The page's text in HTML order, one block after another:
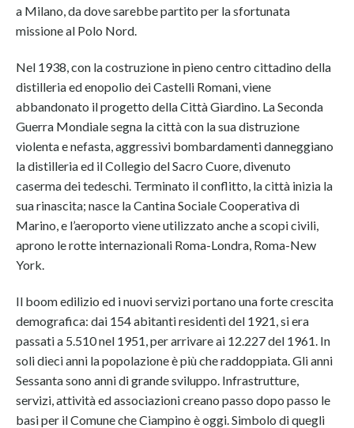
a Milano, da dove sarebbe partito per la sfortunata
missione al Polo Nord.
Nel 1938, con la costruzione in pieno centro cittadino della
distilleria ed enopolio dei Castelli Romani, viene
abbandonato il progetto della Città Giardino. La Seconda
Guerra Mondiale segna la città con la sua distruzione
violenta e nefasta, aggressivi bombardamenti danneggiano
la distilleria ed il Collegio del Sacro Cuore, divenuto
caserma dei tedeschi. Terminato il conflitto, la città inizia la
sua rinascita; nasce la Cantina Sociale Cooperativa di
Marino, e l’aeroporto viene utilizzato anche a scopi civili,
aprono le rotte internazionali Roma-Londra, Roma-New
York.
Il boom edilizio ed i nuovi servizi portano una forte crescita
demografica: dai 154 abitanti residenti del 1921, si era
passati a 5.510 nel 1951, per arrivare ai 12.227 del 1961. In
soli dieci anni la popolazione è più che raddoppiata. Gli anni
Sessanta sono anni di grande sviluppo. Infrastrutture,
servizi, attività ed associazioni creano passo dopo passo le
basi per il Comune che Ciampino è oggi. Simbolo di quegli